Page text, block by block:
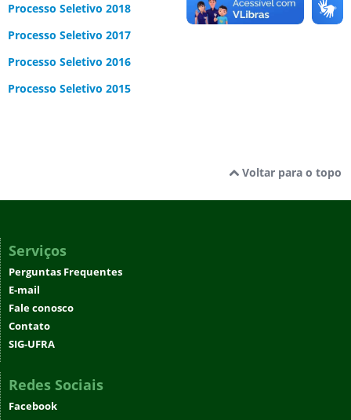
Processo Seletivo 2018
Processo Seletivo 2017
Processo Seletivo 2016
Processo Seletivo 2015
Voltar para o topo
Serviços
Perguntas Frequentes
E-mail
Fale conosco
Contato
SIG-UFRA
Redes Sociais
Facebook